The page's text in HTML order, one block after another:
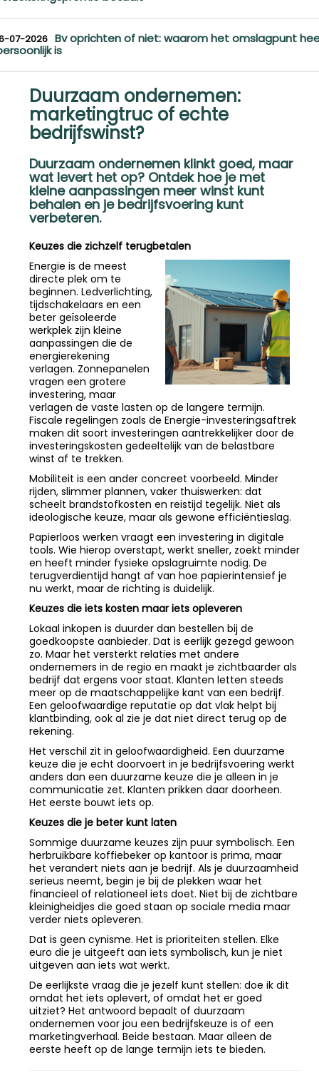
07-2026 Bv oprichten of niet: waarom het omslagpunt
is
Duurzaam ondernemen:
marketingtruc of echte
bedrijfswinst?
Duurzaam ondernemen klinkt goed, maar
wat levert het op? Ontdek hoe je met
kleine aanpassingen meer winst kunt
behalen en je bedrijfsvoering kunt
verbeteren.
Keuzes die zichzelf terugbetalen
Energie is de meest
directe plek om te
beginnen. Ledverlichting,
tijdschakelaars en een
beter geïsoleerde
werkplek zijn kleine
aanpassingen die de
energierekening
verlagen. Zonnepanelen
vragen een grotere
investering, maar
verlagen de vaste lasten op de langere termijn.
Fiscale regelingen zoals de Energie-investeringsaftrek
maken dit soort investeringen aantrekkelijker door de
investeringskosten gedeeltelijk van de belastbare
winst af te trekken.
Mobiliteit is een ander concreet voorbeeld. Minder
rijden, slimmer plannen, vaker thuiswerken: dat
scheelt brandstofkosten en reistijd tegelijk. Niet als
ideologische keuze, maar als gewone efficiëntieslag.
Papierloos werken vraagt een investering in digitale
tools. Wie hierop overstapt, werkt sneller, zoekt minder
en heeft minder fysieke opslagruimte nodig. De
terugverdientijd hangt af van hoe papierintensief je
nu werkt, maar de richting is duidelijk.
Keuzes die iets kosten maar iets opleveren
Lokaal inkopen is duurder dan bestellen bij de
goedkoopste aanbieder. Dat is eerlijk gezegd gewoon
zo. Maar het versterkt relaties met andere
ondernemers in de regio en maakt je zichtbaarder als
bedrijf dat ergens voor staat. Klanten letten steeds
meer op de maatschappelijke kant van een bedrijf.
Een geloofwaardige reputatie op dat vlak helpt bij
klantbinding, ook al zie je dat niet direct terug op de
rekening.
Het verschil zit in geloofwaardigheid. Een duurzame
keuze die je echt doorvoert in je bedrijfsvoering werkt
anders dan een duurzame keuze die je alleen in je
communicatie zet. Klanten prikken daar doorheen.
Het eerste bouwt iets op.
Keuzes die je beter kunt laten
Sommige duurzame keuzes zijn puur symbolisch. Een
herbruikbare koffiebeker op kantoor is prima, maar
het verandert niets aan je bedrijf. Als je duurzaamheid
serieus neemt, begin je bij de plekken waar het
financieel of relationeel iets doet. Niet bij de zichtbare
kleinigheidjes die goed staan op sociale media maar
verder niets opleveren.
Dat is geen cynisme. Het is prioriteiten stellen. Elke
euro die je uitgeeft aan iets symbolisch, kun je niet
uitgeven aan iets wat werkt.
De eerlijkste vraag die je jezelf kunt stellen: doe ik dit
omdat het iets oplevert, of omdat het er goed
uitziet? Het antwoord bepaalt of duurzaam
ondernemen voor jou een bedrijfskeuze is of een
marketingverhaal. Beide bestaan. Maar alleen de
eerste heeft op de lange termijn iets te bieden.